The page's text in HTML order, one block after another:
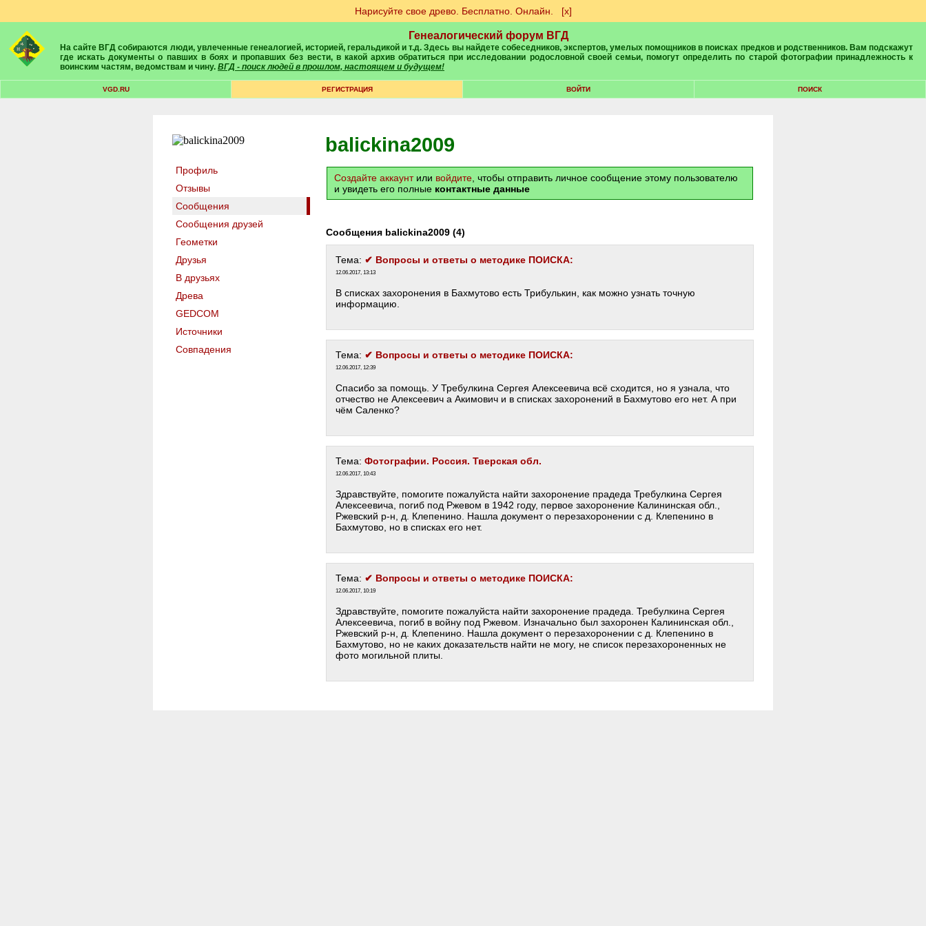
Нарисуйте свое древо. Бесплатно. Онлайн. [х]
Генеалогический форум ВГД
На сайте ВГД собираются люди, увлеченные генеалогией, историей, геральдикой и т.д. Здесь вы найдете собеседников, экспертов, умелых помощников в поисках предков и родственников. Вам подскажут
где искать документы о павших в боях и пропавших без вести, в какой архив обратиться при исследовании родословной своей семьи, помогут определить по старой фотографии принадлежность к
воинским частям, ведомствам и чину. ВГД - поиск людей в прошлом, настоящем и будущем!
VGD.RU РЕГИСТРАЦИЯ ВОЙТИ ПОИСК
Профиль
Отзывы
Сообщения
Сообщения друзей
Геометки
Друзья
В друзьях
Древа
GEDCOM
Источники
Совпадения
balickina2009
Создайте аккаунтили войдите , чтобы отправить личное сообщение этому пользователю
и увидеть его полные контактные данные
Сообщения balickina2009 (4)
Тема: ✔ Вопросы и ответы о методике ПОИСКА:
12.06.2017, 13:13
В списках захоронения в Бахмутово есть Трибулькин, как можно узнать точную
информацию.
Тема: ✔ Вопросы и ответы о методике ПОИСКА:
12.06.2017, 12:39
Спасибо за помощь. У Требулкина Сергея Алексеевича всё сходится, но я узнала, что
отчество не Алексеевич а Акимович и в списках захоронений в Бахмутово его нет. А при
чём Саленко?
Тема: Фотографии. Россия. Тверская обл.
12.06.2017, 10:43
Здравствуйте, помогите пожалуйста найти захоронение прадеда Требулкина Сергея
Алексеевича, погиб под Ржевом в 1942 году, первое захоронение Калининская обл.,
Ржевский р-н, д. Клепенино. Нашла документ о перезахоронении с д. Клепенино в
Бахмутово, но в списках его нет.
Тема: ✔ Вопросы и ответы о методике ПОИСКА:
12.06.2017, 10:19
Здравствуйте, помогите пожалуйста найти захоронение прадеда. Требулкина Сергея
Алексеевича, погиб в войну под Ржевом. Изначально был захоронен Калининская обл.,
Ржевский р-н, д. Клепенино. Нашла документ о перезахоронении с д. Клепенино в
Бахмутово, но не каких доказательств найти не могу, не список перезахороненных не
фото могильной плиты.